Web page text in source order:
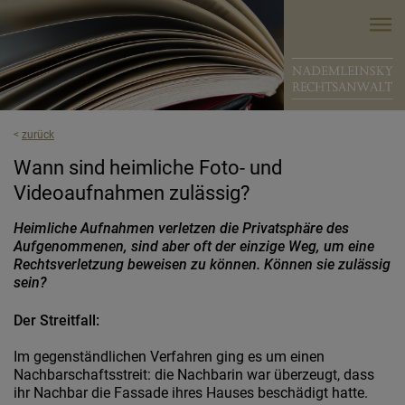
< zurück
Wann sind heimliche Foto- und
Videoaufnahmen zulässig?
Heimliche Aufnahmen verletzen die Privatsphäre des
Aufgenommenen, sind aber oft der einzige Weg, um eine
Rechtsverletzung beweisen zu können. Können sie zulässig
sein?
Der Streitfall:
Im gegenständlichen Verfahren ging es um einen
Nachbarschaftsstreit: die Nachbarin war überzeugt, dass
ihr Nachbar die Fassade ihres Hauses beschädigt hatte.